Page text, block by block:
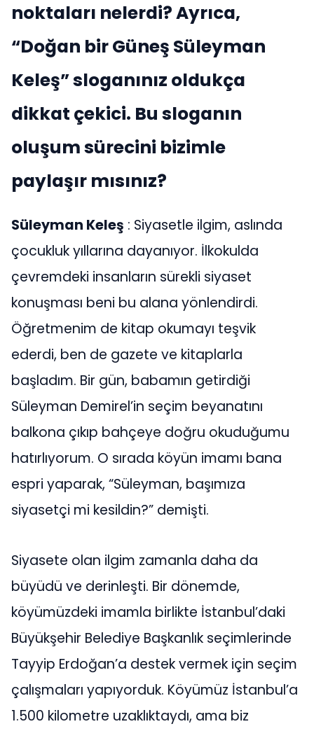
noktaları nelerdi? Ayrıca,
“Doğan bir Güneş Süleyman
Keleş” sloganınız oldukça
dikkat çekici. Bu sloganın
oluşum sürecini bizimle
paylaşır mısınız?
Süleyman Keleş : Siyasetle ilgim, aslında
çocukluk yıllarına dayanıyor. İlkokulda
çevremdeki insanların sürekli siyaset
konuşması beni bu alana yönlendirdi.
Öğretmenim de kitap okumayı teşvik
ederdi, ben de gazete ve kitaplarla
başladım. Bir gün, babamın getirdiği
Süleyman Demirel’in seçim beyanatını
balkona çıkıp bahçeye doğru okuduğumu
hatırlıyorum. O sırada köyün imamı bana
espri yaparak, “Süleyman, başımıza
siyasetçi mi kesildin?” demişti.
Siyasete olan ilgim zamanla daha da
büyüdü ve derinleşti. Bir dönemde,
köyümüzdeki imamla birlikte İstanbul’daki
Büyükşehir Belediye Başkanlık seçimlerinde
Tayyip Erdoğan’a destek vermek için seçim
çalışmaları yapıyorduk. Köyümüz İstanbul’a
1.500 kilometre uzaklıktaydı, ama biz